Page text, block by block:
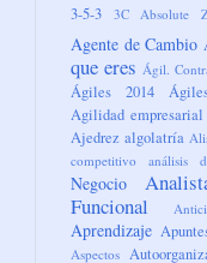
3-5-3
3C Absolute
Agente de Cambio
que eres Ágil.
Ágiles 2014
Agilidad empresarial
Ajedrez algolatría
competitivo
análisis
Negocio
Funcional
Aprendizaje
Aspectos